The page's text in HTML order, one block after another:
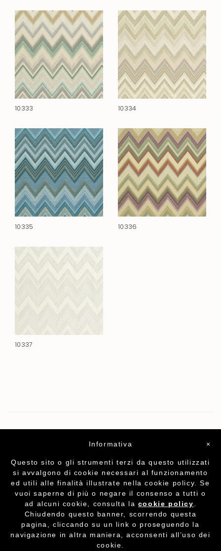
10333 10334
10335 10336
10337
Partita I.V.A. - cod.fisc. 01212070153- Cookie
Policy
×
Informativa
Questo sito o gli strumenti terzi da questo utilizzati
si avvalgono di cookie necessari al funzionamento
ed utili alle finalità illustrate nella cookie policy. Se
vuoi saperne di più o negare il consenso a tutti o
ad alcuni cookie, consulta la cookie policy
Chiudendo questo banner, scorrendo questa
pagina, cliccando su un link o proseguendo la
navigazione in altra maniera, acconsenti all’uso dei
cookie.